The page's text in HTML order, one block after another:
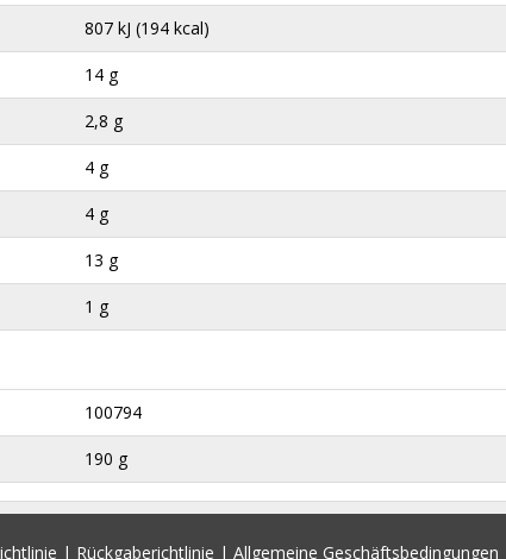
807 kJ (194 kcal)
14 g
2,8 g
4 g
4 g
13 g
1 g
100794
190 g
| Rückgaberichtlinie | Allgemeine Geschäftsbedingungen